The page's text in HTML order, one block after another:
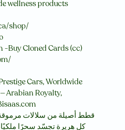
wellness products
shop/
Buy Cloned Cards (cc)
Cars, Worldwide
Arabian Royalty,
قطط أصيلة من سلالات مرموقة،
— كل هريرة تجسّد سحرًا